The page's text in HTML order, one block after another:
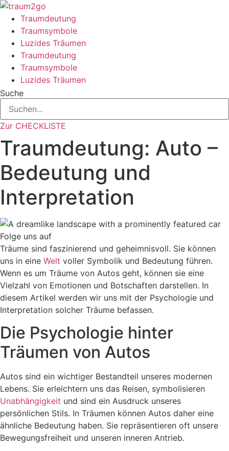
Zum
Inhalt
springen
Traumdeutung
Traumsymbole
Luzides Träumen
Traumdeutung
Traumsymbole
Luzides Träumen
Suche
Zur CHECKLISTE
Traumdeutung: Auto –
Bedeutung und
Interpretation
Folge uns auf
Träume sind faszinierend und geheimnisvoll. Sie können
uns in eine Welt voller Symbolik und Bedeutung führen.
Wenn es um Träume von Autos geht, können sie eine
Vielzahl von Emotionen und Botschaften darstellen. In
diesem Artikel werden wir uns mit der Psychologie und
Interpretation solcher Träume befassen.
Die Psychologie hinter
Träumen von Autos
Autos sind ein wichtiger Bestandteil unseres modernen
Lebens. Sie erleichtern uns das Reisen, symbolisieren
Unabhängigkeit und sind ein Ausdruck unseres
persönlichen Stils. In Träumen können Autos daher eine
ähnliche Bedeutung haben. Sie repräsentieren oft unsere
Bewegungsfreiheit und unseren inneren Antrieb.